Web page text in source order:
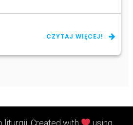
CZYTAJ WIĘCEJ!
liturgii. Created with using